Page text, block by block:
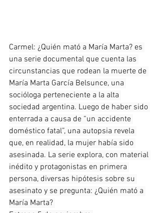
Carmel: ¿Quién mató a María Marta? es
una serie documental que cuenta las
circunstancias que rodean la muerte de
María Marta García Belsunce, una
socióloga perteneciente a la alta
sociedad argentina. Luego de haber sido
enterrada a causa de “un accidente
doméstico fatal”, una autopsia revela
que, en realidad, la mujer había sido
asesinada. La serie explora, con material
inédito y protagonistas en primera
persona, diversas hipótesis sobre su
asesinato y se pregunta: ¿Quién mató a
María Marta?